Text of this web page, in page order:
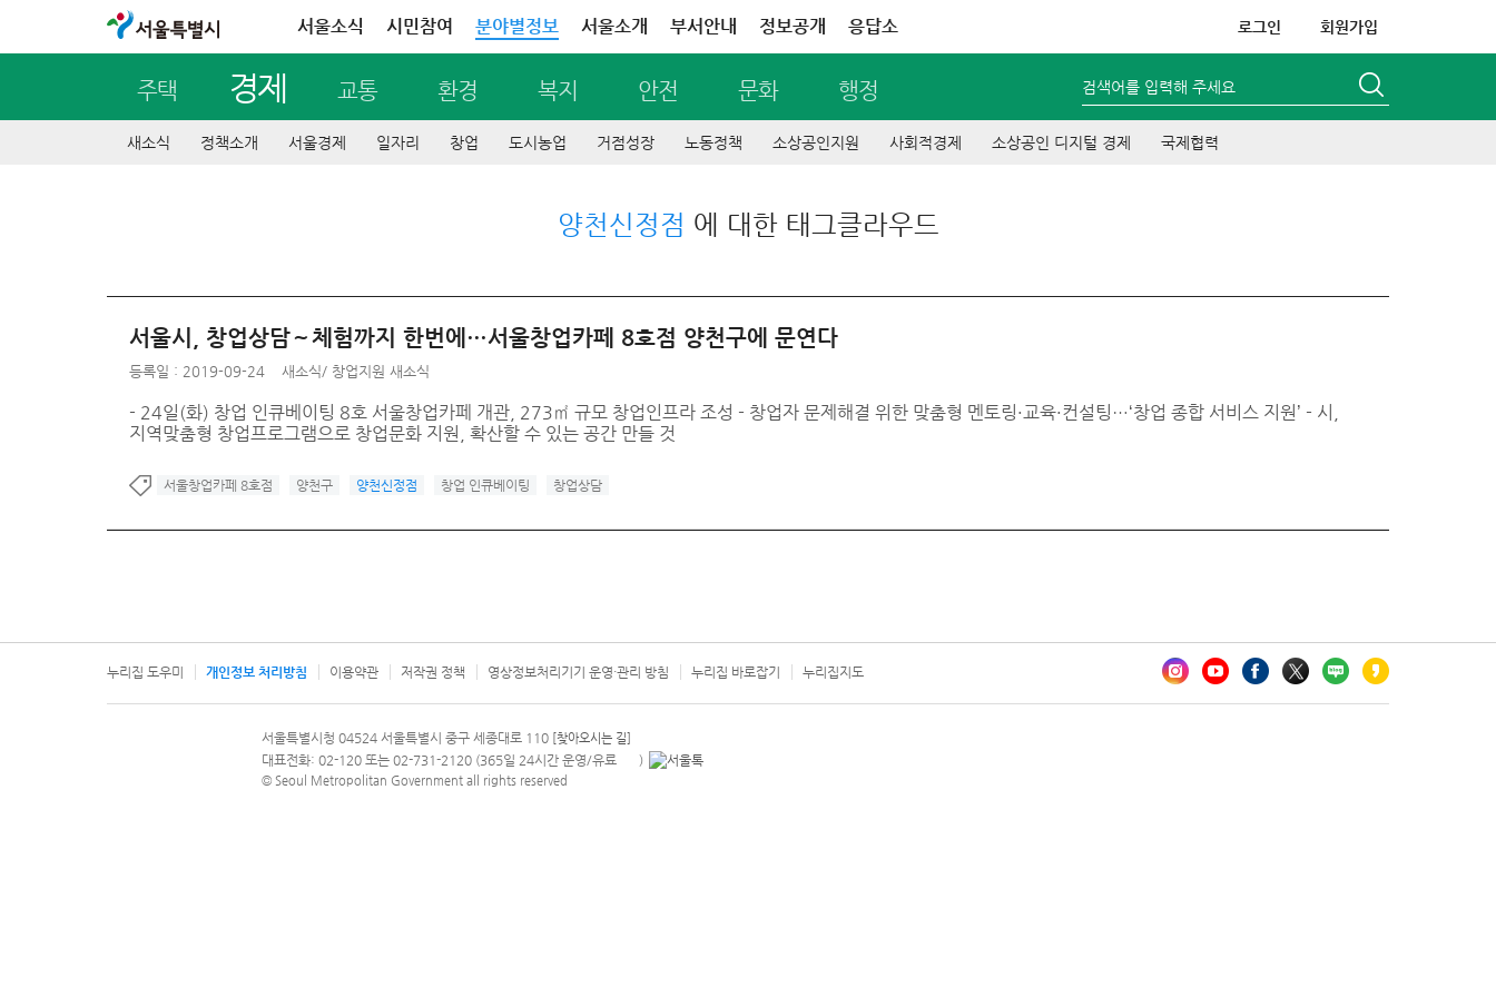
서울특별시 서울소식 시민참여 분야별정보 서울소개 부서안내 정보공개 응답소 로그인 회원가입
주택 경제 교통 환경 복지 안전 문화 행정 검색어를 입력해 주세요
새소식 정책소개 서울경제 일자리 창업 도시농업 거점성장 노동정책 소상공인지원 사회적경제 소상공인 디지털 경제 국제협력
양천신정점 에 대한 태그클라우드
서울시, 창업상담～체험까지 한번에…서울창업카페 8호점 양천구에 문연다
등록일 : 2019-09-24 새소식/ 창업지원 새소식
- 24일(화) 창업 인큐베이팅 8호 서울창업카페 개관, 273㎡ 규모 창업인프라 조성 - 창업자 문제해결 위한 맞춤형 멘토링·교육·컨설팅…‘창업 종합 서비스 지원’ - 시,
지역맞춤형 창업프로그램으로 창업문화 지원, 확산할 수 있는 공간 만들 것
서울창업카페 8호점 양천구 양천신정점 창업 인큐베이팅 창업상담
누리집 도우미 개인정보 처리방침 이용약관 저작권 정책 영상정보처리기기 운영·관리 방침 누리집 바로잡기 누리집지도
문의 전화번호 120, 120 다산콜재단
서울특별시청 04524 서울특별시 중구 세종대로 110 [찾아오시는 길]
대표전화: 02-120 또는 02-731-2120 (365일 24시간 운영/유료 안내팝업 열기
)
© Seoul Metropolitan Government all rights reserved